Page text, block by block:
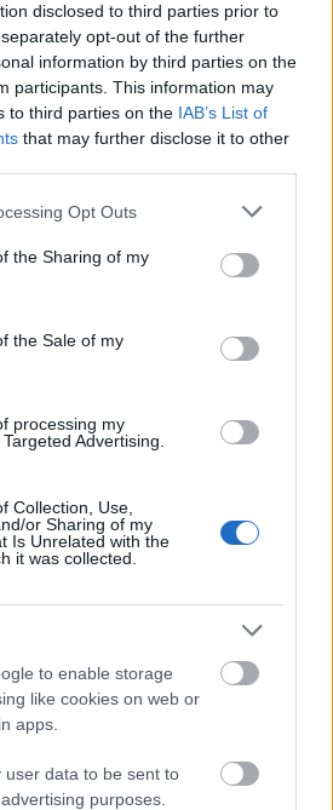
disclosed to third parties prior to
opt-out of the further
information by third parties on the
participants. This information may
to third parties on the IAB’s List of
that may further disclose it to other
app uses one or more Google
usage behaviour. You may click to
Google and its third-party tags to
specified purposes in below Google
Opt Outs
the Sharing of my
the Sale of my
processing my
Advertising.
Collection, Use,
or Sharing of my
Is Unrelated with the
it was collected.
to enable storage
like cookies on web or
apps.
user data to be sent to
purposes.
és Norvég Finanszírozási
„Diszkrimináció
projektre benyújtott
pszichiátriai betegek művészeti
című pályázatunk
bemutatására, ami
perifériájára szorult emberek
illetően.
igazi szervező munka, hogy
Első lépés volt, hogy a
méltó helyszínt találjunk.
tárgyalás után jutottunk el a
és rajtuk keresztül
Szociális
Pelle Józsefhez, aki
kapott elhelyezést a Budapest
Önkormányzat
BMSZKI kezelésében lévő
alatti ingatlanban, ahol
a Galéria, de a
Pszichiátriai Betegek Nappali
egy újabb álom vált valóra,
így teljes egészében
akik pszichiátriai betegségük
nem tudnak munkát
közösséget, támogatást,